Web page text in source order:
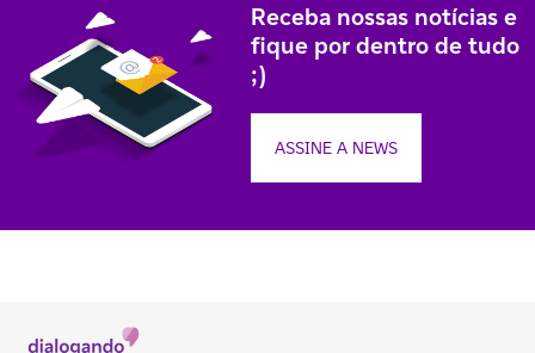
Receba nossas notícias e
fique por dentro de tudo
;)
ASSINE A NEWS